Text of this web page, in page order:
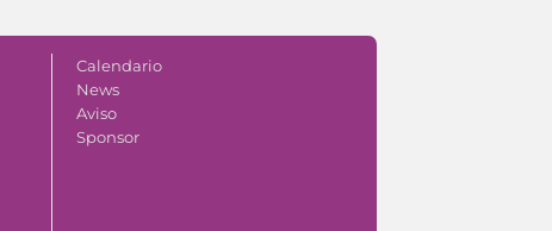
Calendario
News
Aviso
Sponsor